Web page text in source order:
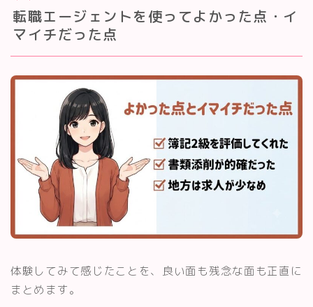
転職エージェントを使ってよかった点・イ
マイチだった点
体験してみて感じたことを、良い面も残念な面も正直に
まとめます。